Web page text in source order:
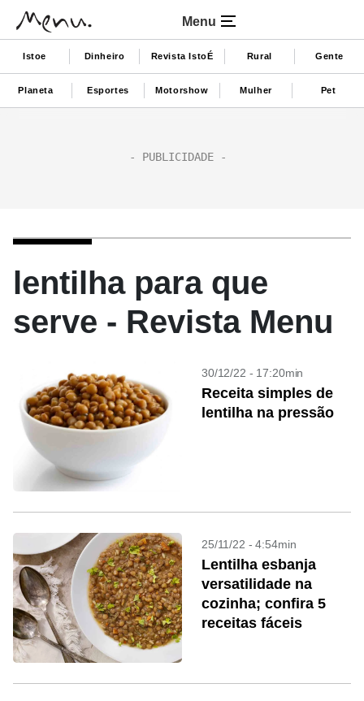
Menu
Istoe Dinheiro Revista IstoÉ Rural Gente
Planeta Esportes Motorshow Mulher Pet
lentilha para que
serve - Revista Menu
30/12/22 - 17:20min
Receita simples de
lentilha na pressão
25/11/22 - 4:54min
Lentilha esbanja
versatilidade na
cozinha; confira 5
receitas fáceis